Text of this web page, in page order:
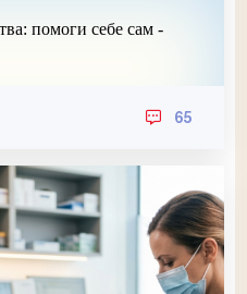
помоги себе сам -
65